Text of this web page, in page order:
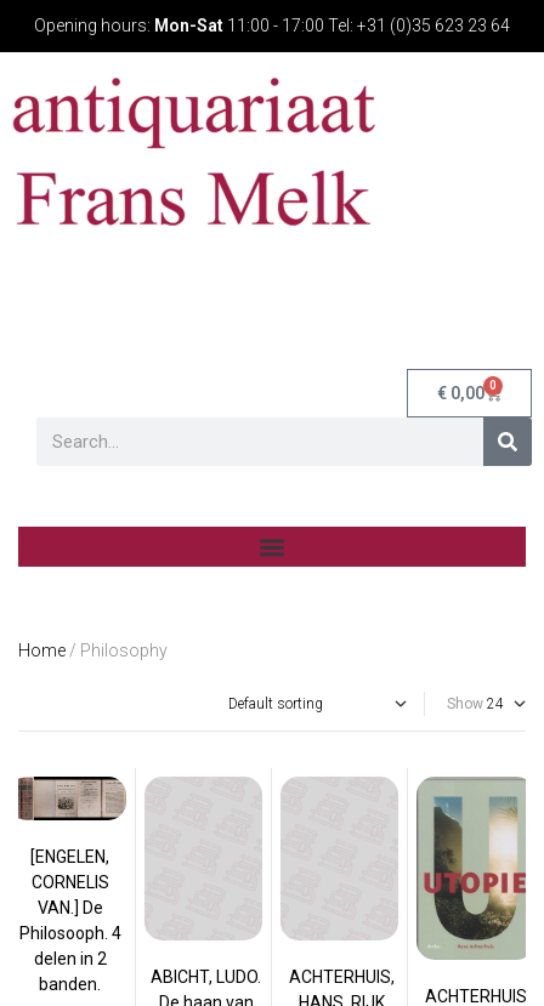
Opening hours: Mon-Sat 11:00 - 17:00 Tel: +31 (0)35 623 23 64
€ 0,00 0
Home / Philosophy
Show
[ENGELEN,
CORNELIS
VAN.] De
Philosooph. 4
delen in 2
banden.
ABICHT, LUDO.
ACHTERHUIS,
ACHTERHUIS,